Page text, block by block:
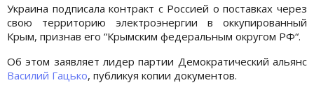
Украина подписала контракт с Россией о поставках через
свою территорию электроэнергии в оккупированный
Крым, признав его “Крымским федеральным округом РФ“.
Об этом заявляет лидер партии Демократический альянс
Василий Гацько, публикуя копии документов.